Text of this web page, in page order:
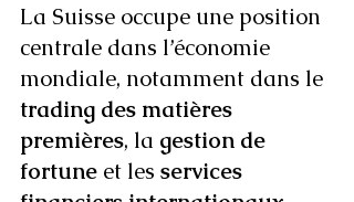
La Suisse occupe une position
centrale dans l’économie
mondiale, notamment dans le
trading des matières
premières, la gestion de
fortune et les services